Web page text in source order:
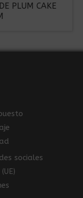
PLUM CAKE
sociales